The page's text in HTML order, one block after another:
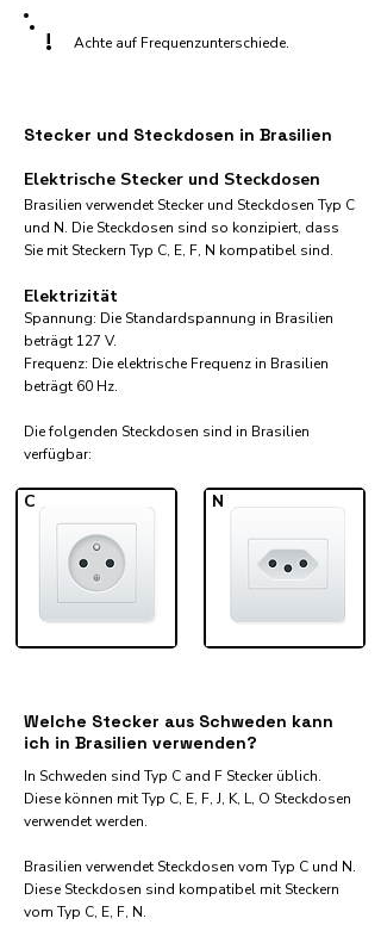
! Achte auf Frequenzunterschiede.
Stecker und Steckdosen in Brasilien
Elektrische Stecker und Steckdosen
Brasilien verwendet Stecker und Steckdosen Typ C
und N. Die Steckdosen sind so konzipiert, dass
Sie mit Steckern Typ C, E, F, N kompatibel sind.
Elektrizität
Spannung: Die Standardspannung in Brasilien
beträgt 127 V.
Frequenz: Die elektrische Frequenz in Brasilien
beträgt 60 Hz.
Die folgenden Steckdosen sind in Brasilien
verfügbar:​
C N
Welche Stecker aus Schweden kann
ich in Brasilien verwenden?
In Schweden sind Typ C and F Stecker üblich.
Diese können mit Typ C, E, F, J, K, L, O Steckdosen
verwendet werden.
Brasilien verwendet Steckdosen vom Typ C und N.
Diese Steckdosen sind kompatibel mit Steckern
vom Typ C, E, F, N.